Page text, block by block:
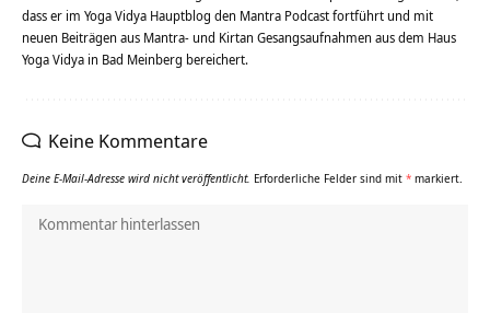
dass er im Yoga Vidya Hauptblog den Mantra Podcast fortführt und mit
neuen Beiträgen aus Mantra- und Kirtan Gesangsaufnahmen aus dem Haus
Yoga Vidya in Bad Meinberg bereichert.
Keine Kommentare
Deine E-Mail-Adresse wird nicht veröffentlicht. Erforderliche Felder sind mit * markiert.